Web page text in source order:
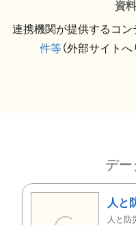
資
連携機関が提供するコン
件等（外部サイト
デ
人と
人と防